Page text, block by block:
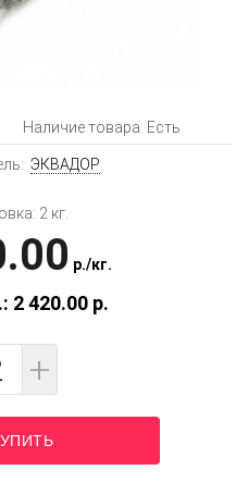
Наличие товара: Есть
ЭКВАДОР
2 кг.
p./кг.
2 420.00 p.
+